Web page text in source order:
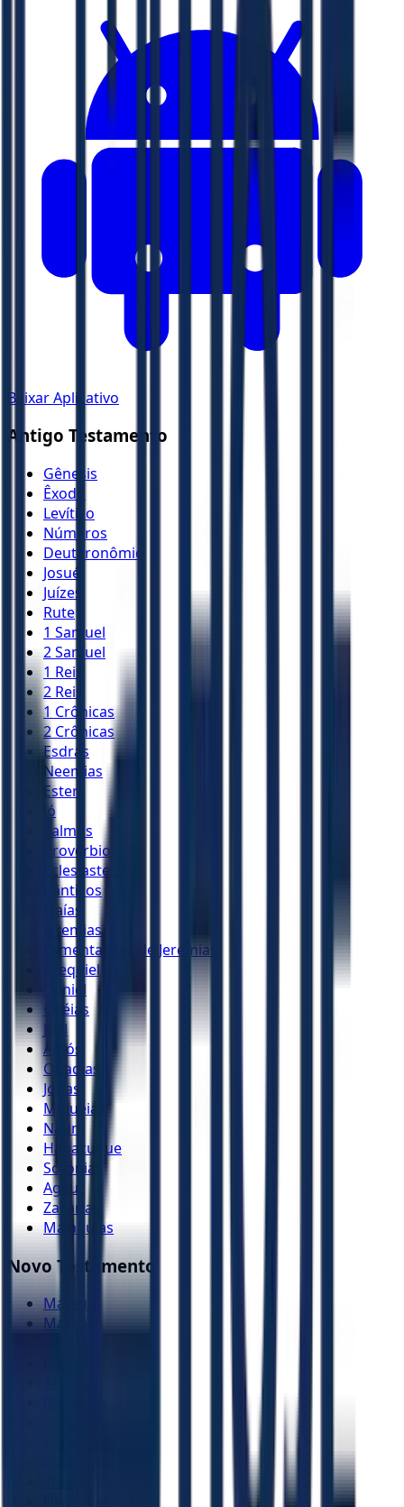
Baixar Aplicativo
Antigo Testamento
Gênesis
Êxodo
Levítico
Números
Deuteronômio
Josué
Juízes
Rute
1 Samuel
2 Samuel
1 Reis
2 Reis
1 Crônicas
2 Crônicas
Esdras
Neemias
Ester
Jó
Salmos
Provérbios
Eclesiastes
Cânticos
Isaías
Jeremias
Lamentações de Jeremias
Ezequiel
Daniel
Oséias
Joel
Amós
Obadias
Jonas
Miquéias
Naum
Habacuque
Sofonias
Ageu
Zacarias
Malaquias
Novo Testamento
Mateus
Marcos